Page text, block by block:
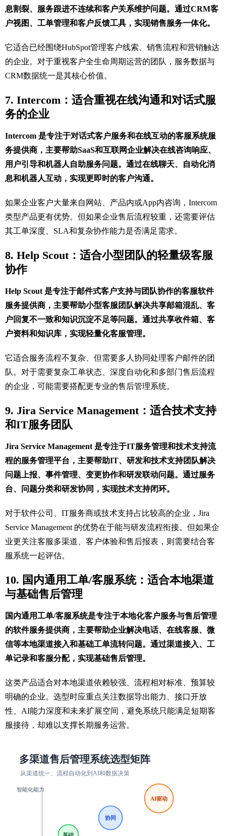
息割裂、服务跟进不连续和客户关系维护问题。通过CRM客
户视图、工单管理和客户反馈工具，实现销售服务一体化。
它适合已经围绕HubSpot管理客户线索、销售流程和营销触达
的企业。对于重视客户全生命周期运营的团队，服务数据与
CRM数据统一是其核心价值。
7. Intercom：适合重视在线沟通和对话式服
务的企业
Intercom 是专注于对话式客户服务和在线互动的客服系统服
务提供商，主要帮助SaaS和互联网企业解决在线咨询响应、
用户引导和机器人自助服务问题。通过在线聊天、自动化消
息和机器人互动，实现更即时的客户沟通。
如果企业客户大量来自网站、产品内或App内咨询，Intercom
类型产品更有优势。但如果企业售后流程较重，还需要评估
其工单深度、SLA和复杂协作能力是否满足需求。
8. Help Scout：适合小型团队的轻量级客服
协作
Help Scout 是专注于邮件式客户支持与团队协作的客服软件
服务提供商，主要帮助小型客服团队解决共享邮箱混乱、客
户回复不一致和知识沉淀不足等问题。通过共享收件箱、客
户资料和知识库，实现轻量化客服管理。
它适合服务流程不复杂、但需要多人协同处理客户邮件的团
队。对于需要复杂工单状态、深度自动化和多部门售后流程
的企业，可能需要搭配更专业的售后管理系统。
9. Jira Service Management：适合技术支持
和IT服务团队
Jira Service Management 是专注于IT服务管理和技术支持流
程的服务管理平台，主要帮助IT、研发和技术支持团队解决
问题上报、事件管理、变更协作和研发联动问题。通过服务
台、问题分类和研发协同，实现技术支持闭环。
对于软件公司、IT服务商或技术支持占比较高的企业，Jira
Service Management 的优势在于能与研发流程衔接。但如果企
业更关注客服多渠道、客户体验和售后报表，则需要结合客
服系统一起评估。
10. 国内通用工单/客服系统：适合本地渠道
与基础售后管理
国内通用工单/客服系统是专注于本地化客户服务与售后管理
的软件服务提供商，主要帮助企业解决电话、在线客服、微
信等本地渠道接入和基础工单流转问题。通过渠道接入、工
单记录和客服分配，实现基础售后管理。
这类产品适合对本地渠道依赖较强、流程相对标准、预算较
明确的企业。选型时应重点关注数据导出能力、接口开放
性、AI能力深度和未来扩展空间，避免系统只能满足短期客
服接待，却难以支撑长期服务运营。